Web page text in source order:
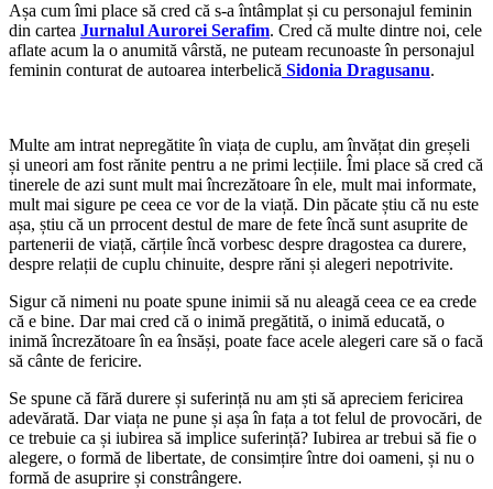
Așa cum îmi place să cred că s-a întâmplat și cu personajul feminin
din cartea Jurnalul Aurorei Serafim. Cred că multe dintre noi, cele
aflate acum la o anumită vârstă, ne puteam recunoaste în personajul
feminin conturat de autoarea interbelică Sidonia Dragusanu.
Multe am intrat nepregătite în viața de cuplu, am învățat din greșeli
și uneori am fost rănite pentru a ne primi lecțiile. Îmi place să cred că
tinerele de azi sunt mult mai încrezătoare în ele, mult mai informate,
mult mai sigure pe ceea ce vor de la viață. Din păcate știu că nu este
așa, știu că un prrocent destul de mare de fete încă sunt asuprite de
partenerii de viață, cărțile încă vorbesc despre dragostea ca durere,
despre relații de cuplu chinuite, despre răni și alegeri nepotrivite.
Sigur că nimeni nu poate spune inimii să nu aleagă ceea ce ea crede
că e bine. Dar mai cred că o inimă pregătită, o inimă educată, o
inimă încrezătoare în ea însăși, poate face acele alegeri care să o facă
să cânte de fericire.
Se spune că fără durere și suferință nu am ști să apreciem fericirea
adevărată. Dar viața ne pune și așa în fața a tot felul de provocări, de
ce trebuie ca și iubirea să implice suferință? Iubirea ar trebui să fie o
alegere, o formă de libertate, de consimțire între doi oameni, și nu o
formă de asuprire și constrângere.